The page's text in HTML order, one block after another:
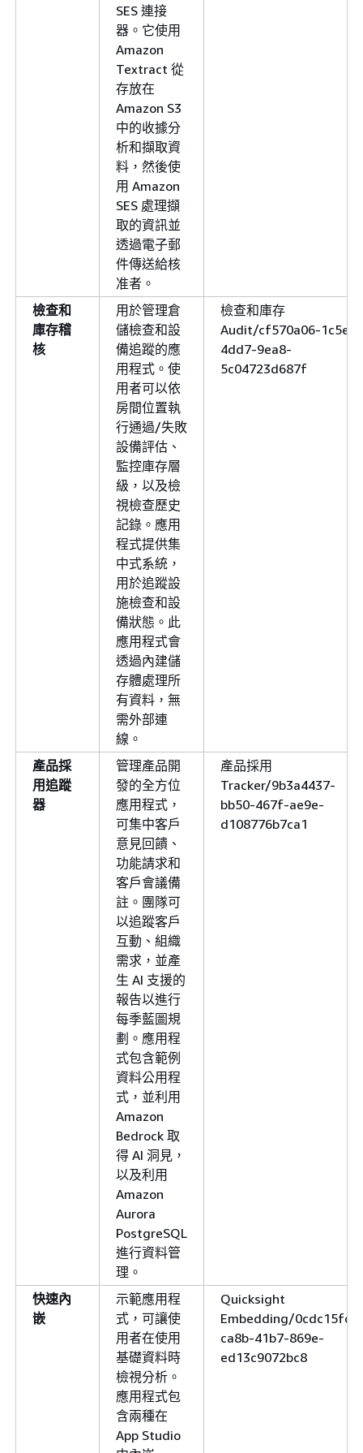
SES 連接
器。它使用
Amazon
Textract 從
存放在
Amazon S3
中的收據分
析和擷取資
料，然後使
用 Amazon
SES 處理擷
取的資訊並
透過電子郵
件傳送給核
准者。
檢查和
庫存稽
核
用於管理倉
儲檢查和設
備追蹤的應
用程式。使
用者可以依
房間位置執
行通過/失敗
設備評估、
監控庫存層
級，以及檢
視檢查歷史
記錄。應用
程式提供集
中式系統，
用於追蹤設
施檢查和設
備狀態。此
應用程式會
透過內建儲
存體處理所
有資料，無
需外部連
線。
檢查和庫存
Audit/cf570a06-1c5e-
4dd7-9ea8-
5c04723d687f
產品採
用追蹤
器
管理產品開
發的全方位
應用程式，
可集中客戶
意見回饋、
功能請求和
客戶會議備
註。團隊可
以追蹤客戶
互動、組織
需求，並產
生 AI 支援的
報告以進行
每季藍圖規
劃。應用程
式包含範例
資料公用程
式，並利用
Amazon
Bedrock 取
得 AI 洞見，
以及利用
Amazon
Aurora
PostgreSQL
進行資料管
理。
產品採用
Tracker/9b3a4437-
bb50-467f-ae9e-
d108776b7ca1
快速內
嵌
示範應用程
式，可讓使
用者在使用
基礎資料時
檢視分析。
應用程式包
含兩種在
App Studio
Quicksight
Embedding/0cdc15fc-
ca8b-41b7-869e-
ed13c9072bc8